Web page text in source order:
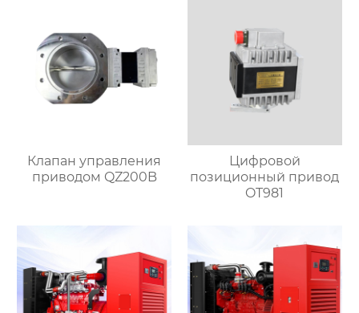
Клапан управления
приводом QZ200B
Цифровой
позиционный привод
OT981